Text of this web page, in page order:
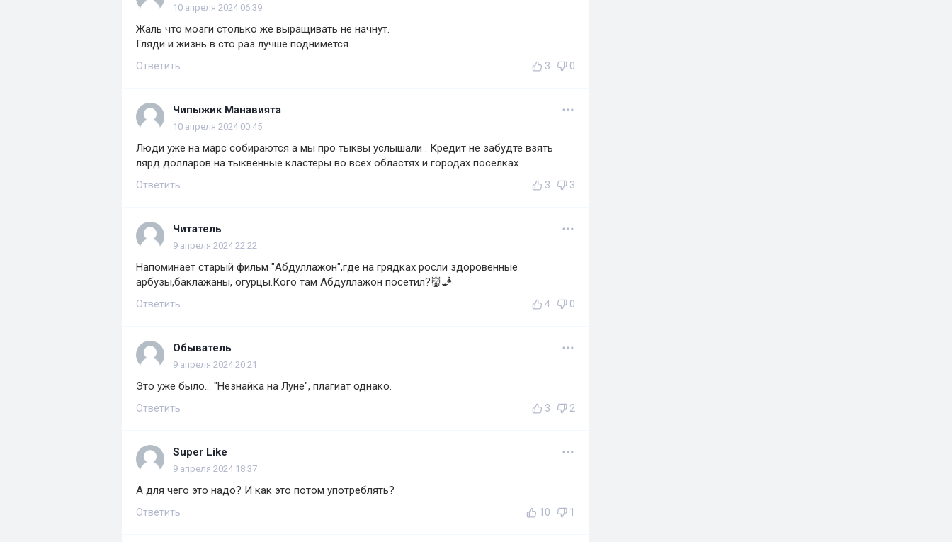
10 апреля 2024 06:39
Жаль что мозги столько же выращивать не начнут.
Гляди и жизнь в сто раз лучше поднимется.
Ответить 3 0
Чипыжик Манавията
10 апреля 2024 00:45
Люди уже на марс собираются а мы про тыквы услышали . Кредит не забудте взять
лярд долларов на тыквенные кластеры во всех областях и городах поселках .
Ответить 3 3
Читатель
9 апреля 2024 22:22
Напоминает старый фильм "Абдуллажон",где на грядках росли здоровенные
арбузы,баклажаны, огурцы.Кого там Абдуллажон посетил?👹🧞
Ответить 4 0
Обыватель
9 апреля 2024 20:21
Это уже было... "Незнайка на Луне", плагиат однако.
Ответить 3 2
Super Like
9 апреля 2024 18:37
А для чего это надо? И как это потом употреблять?
Ответить 10 1